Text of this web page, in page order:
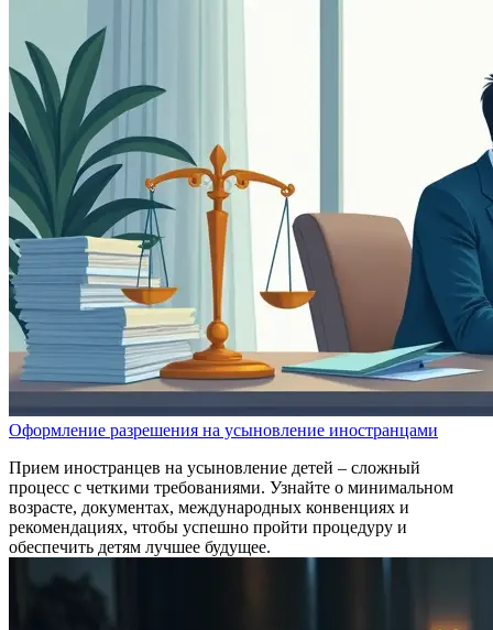
Оформление разрешения на усыновление иностранцами
Прием иностранцев на усыновление детей – сложный
процесс с четкими требованиями. Узнайте о минимальном
возрасте, документах, международных конвенциях и
рекомендациях, чтобы успешно пройти процедуру и
обеспечить детям лучшее будущее.